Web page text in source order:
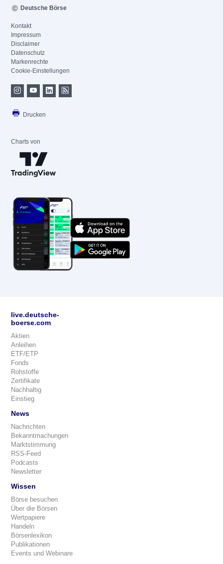
Deutsche Börse
Kontakt
Impressum
Disclaimer
Datenschutz
Markenrechte
Cookie-Einstellungen
Drucken
Charts von
live.deutsche-
boerse.com
Aktien
Anleihen
ETF/ETP
Fonds
Rohstoffe
Zertifikate
Nachhaltig
Einstieg
News
Nachrichten
Bekanntmachungen
Marktstimmung
RSS-Feed
Podcasts
Newsletter
Wissen
Börse besuchen
Über die Börsen
Wertpapiere
Handeln
Börsenlexikon
Publikationen
Events und Webinare